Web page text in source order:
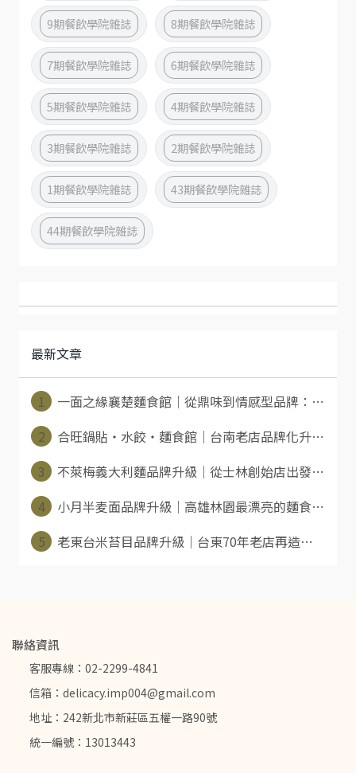
9期餐飲學院雜誌 8期餐飲學院雜誌
7期餐飲學院雜誌 6期餐飲學院雜誌
5期餐飲學院雜誌 4期餐飲學院雜誌
3期餐飲學院雜誌 2期餐飲學院雜誌
1期餐飲學院雜誌 43期餐飲學院雜誌
44期餐飲學院雜誌
最新文章
1
一面之緣襄楚麵食館｜從鼎味到情感型品牌：⋯
2
合旺鍋貼・水餃・麵食館｜台南老店品牌化升⋯
3
不萊梅義大利麵品牌升級｜從士林創始店出發⋯
4
小月半麦面品牌升級｜高雄林園最漂亮的麵食⋯
5
老東台米苔目品牌升級｜台東70年老店再造⋯
聯絡資訊
客服專線：02-2299-4841
信箱：delicacy.imp004@gmail.com
地址：242新北市新莊區五權一路90號
統一編號：13013443